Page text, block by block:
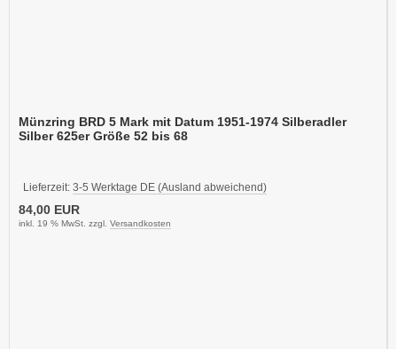
Münzring BRD 5 Mark mit Datum 1951-1974 Silberadler
Silber 625er Größe 52 bis 68
Lieferzeit: 3-5 Werktage DE (Ausland abweichend)
84,00 EUR
inkl. 19 % MwSt. zzgl. Versandkosten